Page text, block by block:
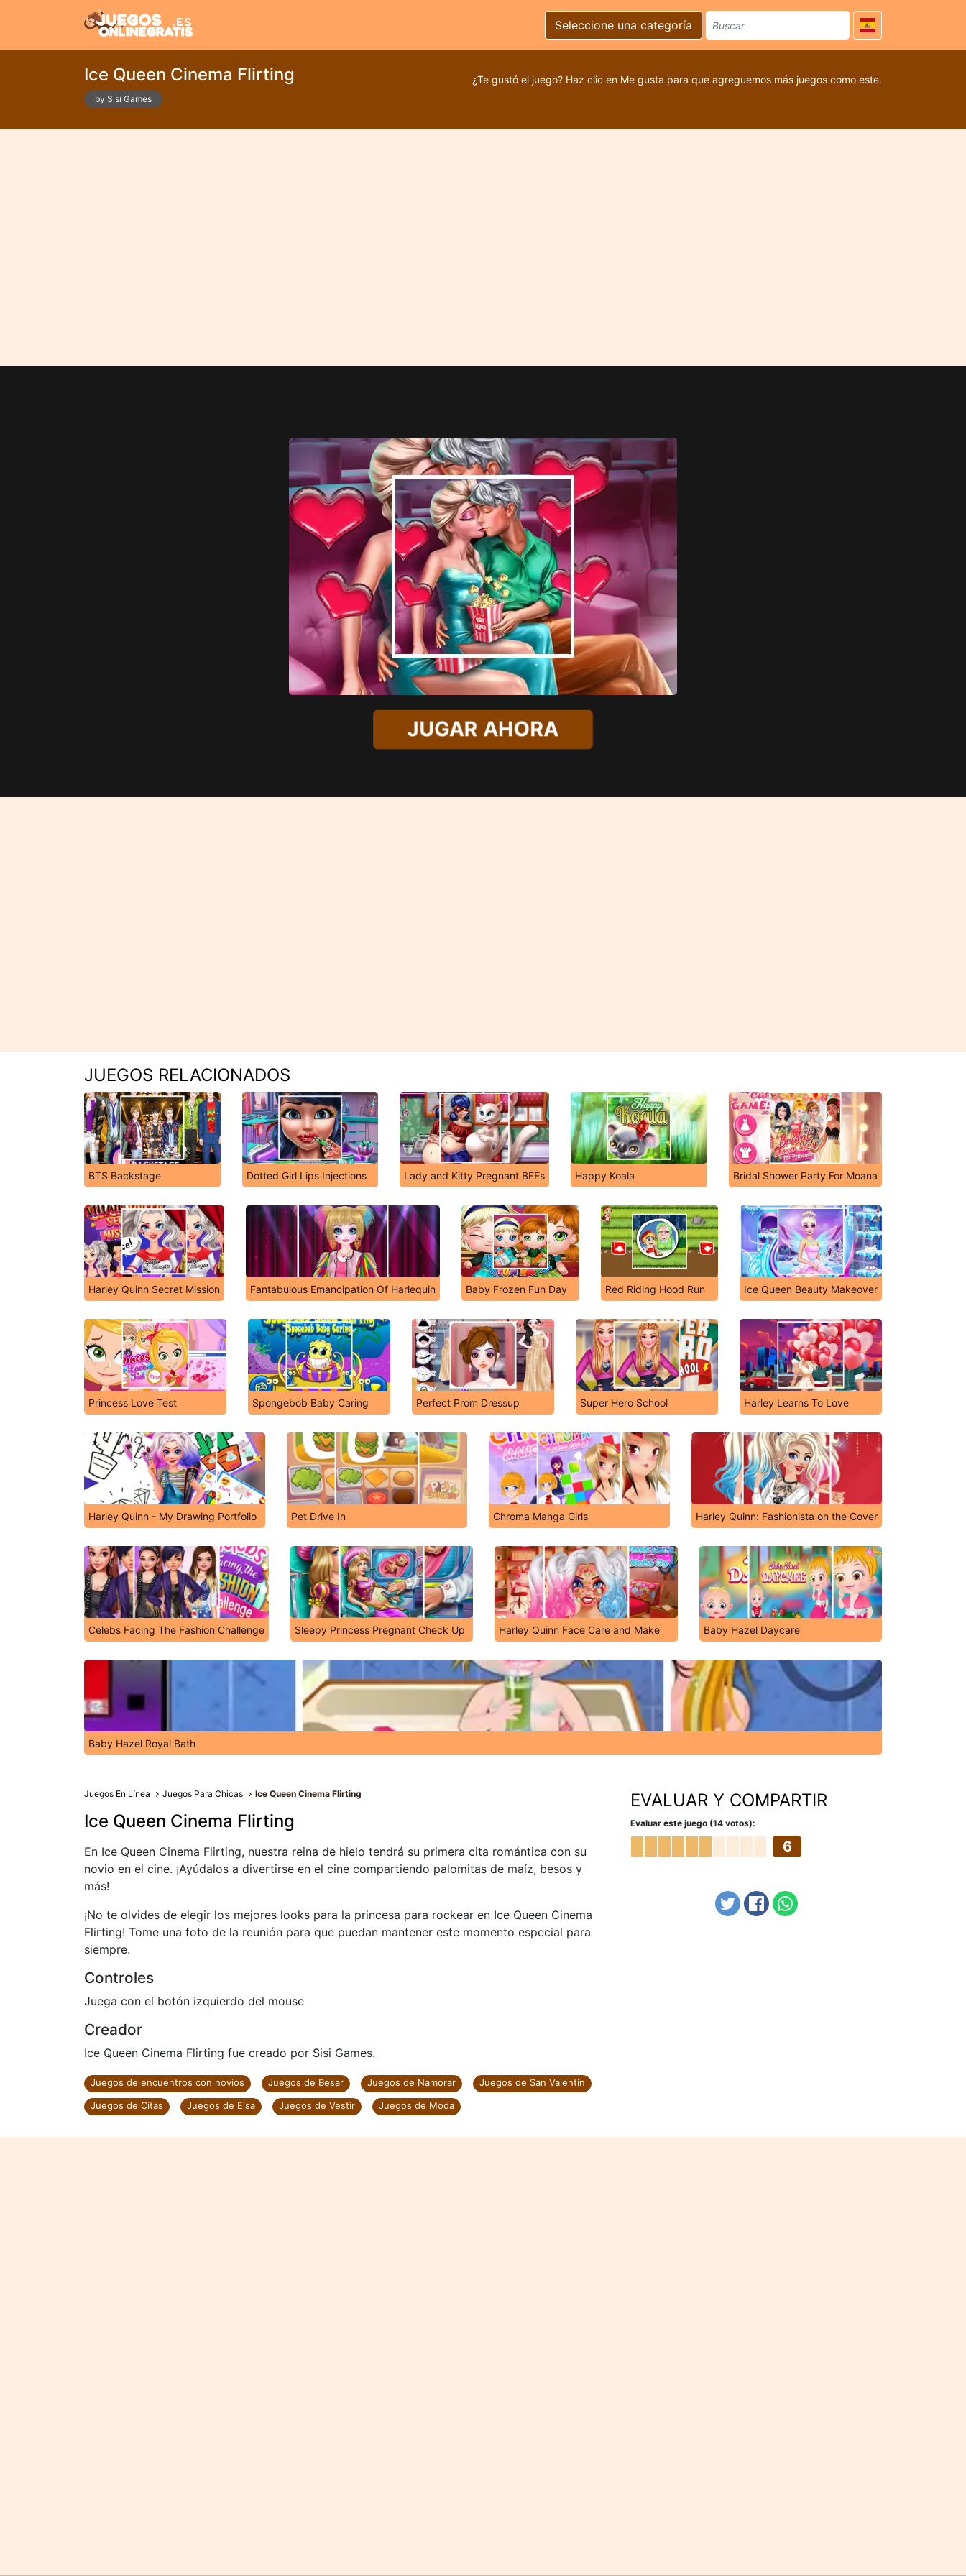
Seleccione una categoría
Ice Queen Cinema Flirting
by Sisi Games
¿Te gustó el juego? Haz clic en Me gusta para que agreguemos más juegos como este.
JUGAR AHORA
JUEGOS RELACIONADOS
BTS Backstage Dotted Girl Lips Injections Lady and Kitty Pregnant BFFs Happy Koala Bridal Shower Party For Moana
Harley Quinn Secret Mission Fantabulous Emancipation Of Harlequin Baby Frozen Fun Day Red Riding Hood Run Ice Queen Beauty Makeover
Princess Love Test Spongebob Baby Caring Perfect Prom Dressup Super Hero School Harley Learns To Love
Harley Quinn - My Drawing Portfolio Pet Drive In Chroma Manga Girls Harley Quinn: Fashionista on the Cover
Celebs Facing The Fashion Challenge Sleepy Princess Pregnant Check Up Harley Quinn Face Care and Make Baby Hazel Daycare
Baby Hazel Royal Bath
Juegos En Línea Juegos Para Chicas Ice Queen Cinema Flirting
Ice Queen Cinema Flirting
En Ice Queen Cinema Flirting, nuestra reina de hielo tendrá su primera cita romántica con su
novio en el cine. ¡Ayúdalos a divertirse en el cine compartiendo palomitas de maíz, besos y
más!
¡No te olvides de elegir los mejores looks para la princesa para rockear en Ice Queen Cinema
Flirting! Tome una foto de la reunión para que puedan mantener este momento especial para
siempre.
Controles
Juega con el botón izquierdo del mouse
Creador
Ice Queen Cinema Flirting fue creado por Sisi Games.
Juegos de encuentros con novios Juegos de Besar Juegos de Namorar
Juegos de San Valentín
Juegos de Citas
Juegos de Elsa Juegos de Vestir Juegos de Moda
EVALUAR Y COMPARTIR
Evaluar este juego (14 votos):
6